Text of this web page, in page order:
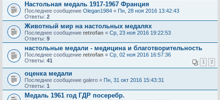
Настольная медаль 1917-1967 Франция
Последнее сообщение Olegan1984 « Пн, 28 ноя 2016 13:42:43
Ответы: 2
Животный мир на настольных медалях
Последнее сообщение retrofan « Ср, 23 ноя 2016 19:22:53
Ответы: 9
настольные медали - медицина и благотворительность
Последнее сообщение retrofan « Ср, 02 ноя 2016 16:57:36
Ответы: 41 1 2
оценка медали
Последнее сообщение galero « Пн, 31 окт 2016 15:43:31
Ответы: 1
Медаль 1961 год ГДР посеребр.